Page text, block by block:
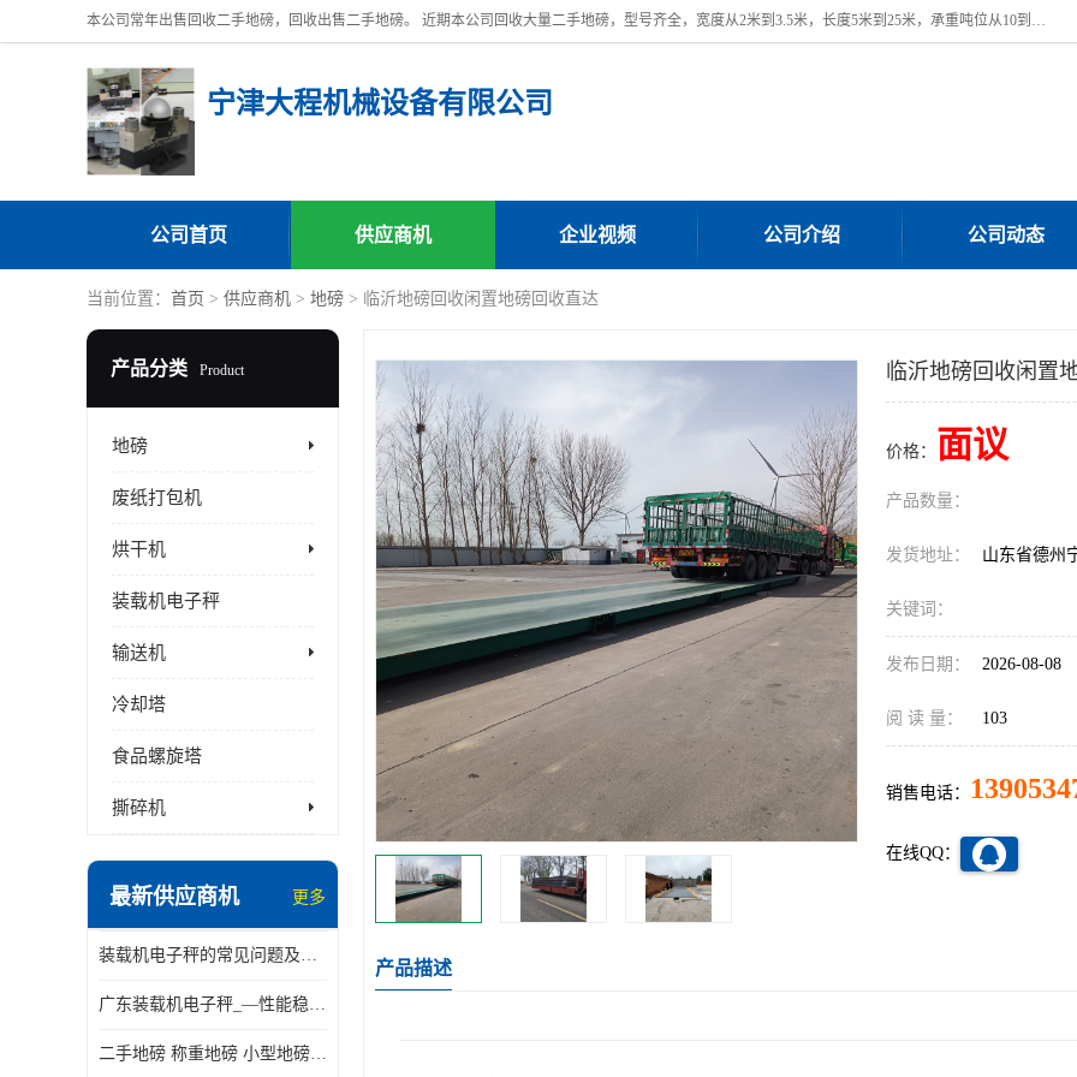
本公司常年出售回收二手地磅，回收出售二手地磅。 近期本公司回收大量二手地磅，型号齐全，宽度从2米到3.5米，长度5米到25米，承重吨位从10到200吨，成色7—9成新。 ? 使用年限6个月至2年，产品来源于个人闲置品，工矿企业停用品，因小换大而来。 精准度和新的一样， 二手地磅是内行人的选择，打个电话就省钱朋友您好等什么
宁津大程机械设备有限公司
公司首页 供应商机 企业视频 公司介绍 公司动态
当前位置： 首页 > 供应商机 > 地磅 > 临沂地磅回收闲置地磅回收直达
产品分类 Product
地磅
废纸打包机
烘干机
装载机电子秤
输送机
冷却塔
食品螺旋塔
撕碎机
最新供应商机 更多
装载机电子秤的常见问题及解决方法介绍
广东装载机电子秤_—性能稳定—操作简单—品质可靠
二手地磅 称重地磅 小型地磅 一百吨地磅
临沂地磅回收闲置
价格： 面议
产品数量：
发货地址： 山东省德州
关键词：
发布日期： 2026-08-08
阅 读 量： 103
销售电话：
在线QQ：
产品描述